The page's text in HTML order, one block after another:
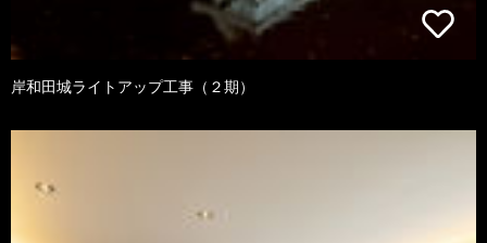
岸和田城ライトアップ工事（２期）